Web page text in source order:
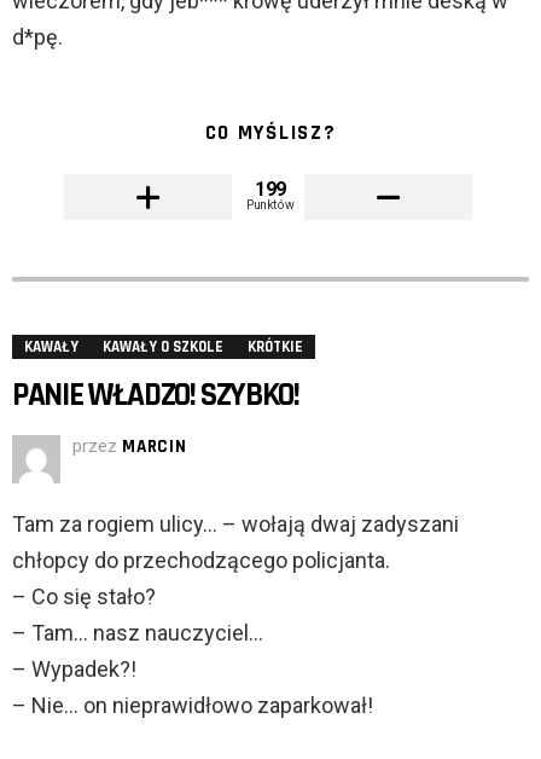
d*pę.
CO MYŚLISZ?
199
Punktów
KAWAŁY KAWAŁY O SZKOLE KRÓTKIE
PANIE WŁADZO! SZYBKO!
przez MARCIN
Tam za rogiem ulicy… – wołają dwaj zadyszani
chłopcy do przechodzącego policjanta.
– Co się stało?
– Tam… nasz nauczyciel…
– Wypadek?!
– Nie… on nieprawidłowo zaparkował!